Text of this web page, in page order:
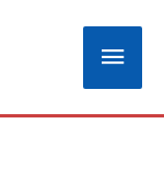
Main